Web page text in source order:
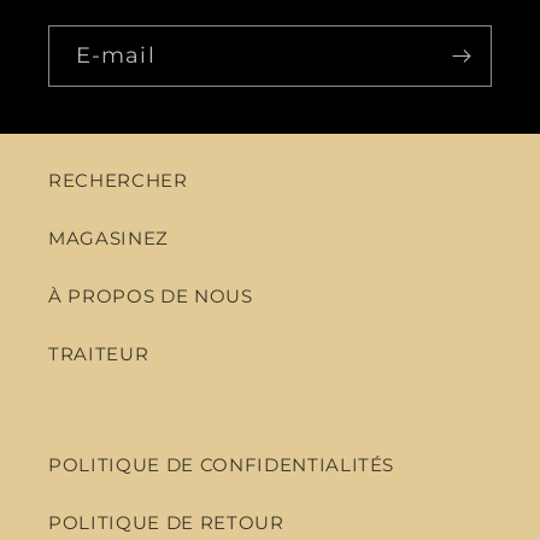
E-mail
RECHERCHER
MAGASINEZ
À PROPOS DE NOUS
TRAITEUR
POLITIQUE DE CONFIDENTIALITÉS
POLITIQUE DE RETOUR